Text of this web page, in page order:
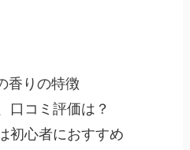
香りの特徴
口コミ評価は？
初心者におすすめ